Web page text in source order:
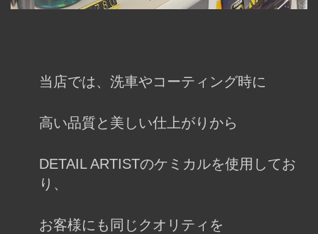
当店では、洗車やコーティング時に
高い品質と美しい仕上がりから
DETAIL ARTISTのケミカルを使用してお
り、
お客様にも同じクオリティを